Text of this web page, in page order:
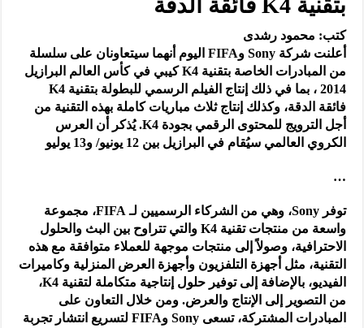
كتب: محمود رشدى
أعلنت شركة Sony وFIFA اليوم أنهما سيتعاونان على سلسلة
من المبادرات الخاصة بتقنية K4 كيبي في كأس العالم البرازيل
2014 ، بما في ذلك إنتاج الفيلم الرسمي للبطولة بتقنية K4
فائقة الدقة، وكذلك إنتاج ثلاث مباريات كاملة بهذه التقنية من
أجل الترويج للمحتوى الرقمي بجودة K4. يُذكر أن العرس
الكروي العالمي سيُقام في البرازيل بين 12 يونيو/ و13 يوليو
…
توفر Sony، وهي من الشركاء الرسميين لـ FIFA، مجموعة
واسعة من منتجات تقنية K4 والتي تتراوح بين البث والحلول
الاحترافية، وصولاً إلى منتجات موجهة للعملاء متوافقة مع هذه
التقنية، مثل أجهزة التلفزيون وأجهزة العرض المنزلية وكاميرات
الفيديو، بالإضافة إلى توفير حلول إنتاجية متكاملة لتقنية K4،
من التصوير إلى الإنتاج والعرض. ومن خلال التعاون على
المبادرات المشتركة، تسعى Sony وFIFA لتسريع انتشار تجربة